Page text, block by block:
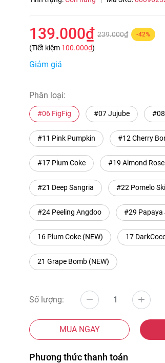
139.000₫ 239.000₫ -42%
(Tiết kiệm 100.000₫)
Giảm giá
Phân loại:
#06 FigFig #07 Jujube
#11 Pink Pumpkin #12 Cherry
#17 Plum Coke #19 Almond Rose
#21 Deep Sangria #22 Pomelo
#24 Peeling Angdoo #29 Papaya
16 Plum Coke (NEW) 17
21 Grape Bomb (NEW)
Số lượng:
MUA NGAY
Phương thức thanh toán